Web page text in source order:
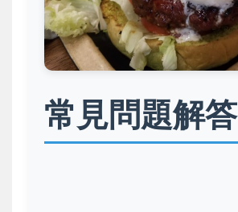
常見問題解答